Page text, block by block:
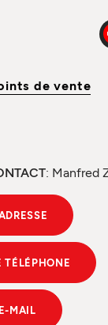
de vente
: Manfred
TÉLÉPHONE
MAIL